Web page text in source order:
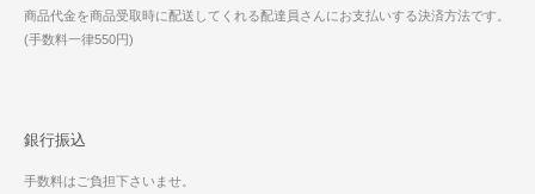
商品代金を商品受取時に配送してくれる配達員さんにお支払いする決済方法です。
(手数料一律550円)
銀行振込
手数料はご負担下さいませ。